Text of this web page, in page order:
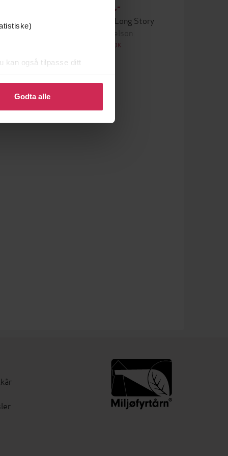
kan også tilpasse ditt
eller endre ditt samtykke.
Godta alle
225,-
My Life: It's a Long Story
Willie Nelson
LYDBOK